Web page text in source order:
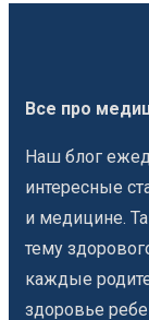
Все про
Наш блог
интересные
и медицине.
тему
каждые
здоровье